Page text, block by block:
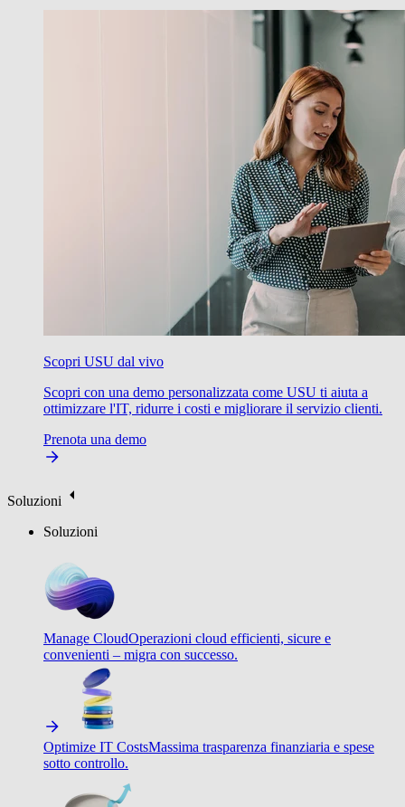
Scopri USU dal vivo
Scopri con una demo personalizzata come USU ti aiuta a
ottimizzare l'IT, ridurre i costi e migliorare il servizio clienti.
Prenota una demo
Soluzioni
Soluzioni
Manage CloudOperazioni cloud efficienti, sicure e
convenienti – migra con successo.
Optimize IT CostsMassima trasparenza finanziaria e spese
sotto controllo.